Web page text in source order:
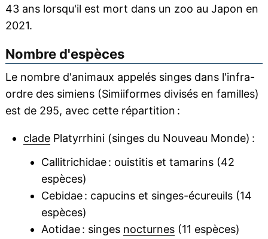
43 ans lorsqu'il est mort dans un zoo au Japon en
2021.
Nombre d'espèces
Le nombre d'animaux appelés singes dans l'infra-
ordre des simiens (Simiiformes divisés en familles)
est de 295, avec cette répartition :
cladePlatyrrhini (singes du Nouveau Monde) :
Callitrichidae : ouistitis et tamarins (42
espèces)
Cebidae : capucins et singes-écureuils (14
espèces)
Aotidae : singes nocturnes(11 espèces)